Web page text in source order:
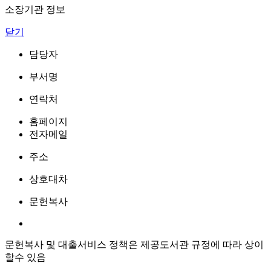
소장기관 정보
닫기
담당자
부서명
연락처
홈페이지
전자메일
주소
상호대차
문헌복사
문헌복사 및 대출서비스 정책은 제공도서관 규정에 따라 상이
할수 있음